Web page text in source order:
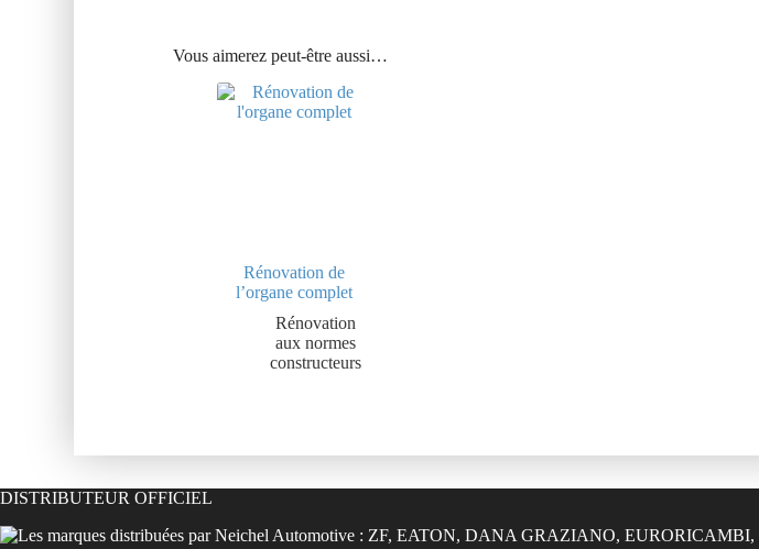
Vous aimerez peut-être aussi…
Rénovation de
l’organe complet
Rénovation
aux normes
constructeurs
DISTRIBUTEUR OFFICIEL